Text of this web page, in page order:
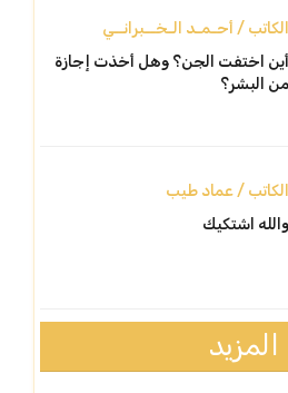
الكاتب / أحـمـد الـخــبرانــي
أين اختفت الجن؟ وهل أخذت إجازة
من البشر؟
الكاتب / عماد طيب
والله اشتكيك
المزيد